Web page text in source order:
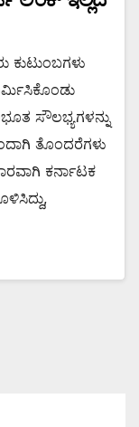
ಕುಟುಂಬಗಳು
ಸೌಲಭ್ಯಗಳನ್ನು
ತೊಂದರೆಗಳು
ಕರ್ನಾಟಕ